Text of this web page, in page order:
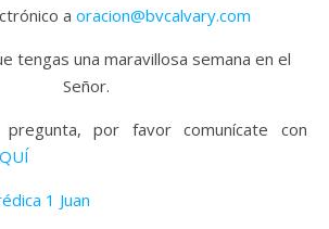
a oracion@bvcalvary.com
tengas una maravillosa semana en el
Señor.
por favor comunícate con
1 Juan